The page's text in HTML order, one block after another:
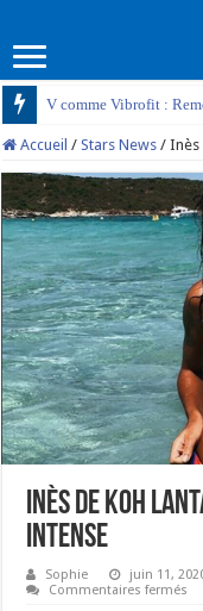
V comme Vibrofit :
Accueil / Stars News / Inès
Inès de Koh
intense
Sophie juin 11,
Commentaires fermés